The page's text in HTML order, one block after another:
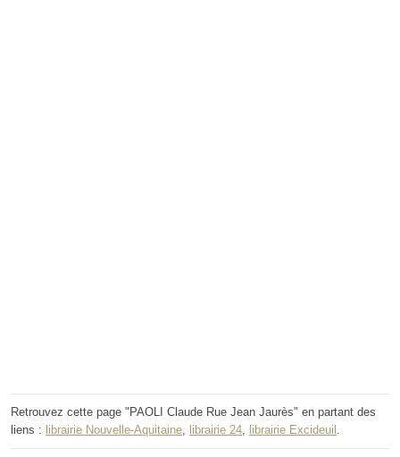
Retrouvez cette page "PAOLI Claude Rue Jean Jaurès" en partant des
liens : librairie Nouvelle-Aquitaine librairie 24 librairie Excideuil